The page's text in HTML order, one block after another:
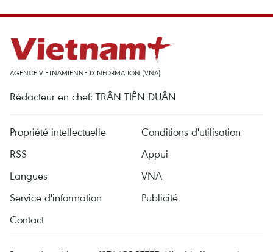
AGENCE VIETNAMIENNE D'INFORMATION (VNA)
Rédacteur en chef: TRÂN TIÊN DUÂN
Propriété intellectuelle
Conditions d'utilisation
RSS
Appui
Langues
VNA
Service d'information
Publicité
Contact